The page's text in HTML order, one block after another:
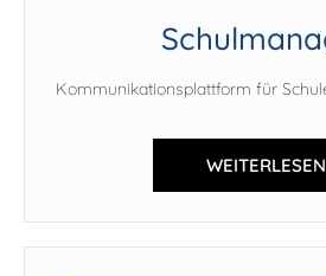
Kommunikationsplattform für
WEITERLESEN